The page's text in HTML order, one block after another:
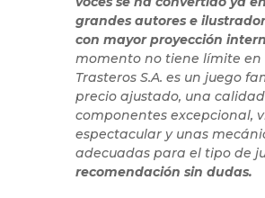
grandes autores e
con mayor proyección
momento no tiene límite en
Trasteros S.A. es un juego
precio ajustado, una
componentes excepcional,
espectacular y unas
adecuadas para el tipo de
recomendación sin dudas.